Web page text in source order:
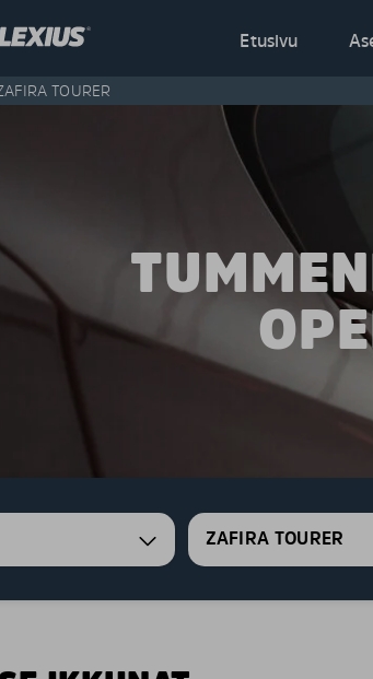
Etusivu
TOURER
ZAFIRA TOURER